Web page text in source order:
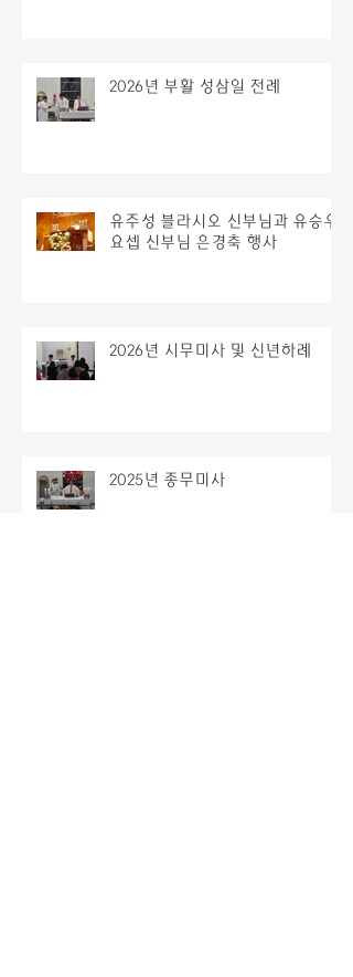
2026년 부활 성삼일 전례
유주성 블라시오 신부님과 유승우
요셉 신부님 은경축 행사
2026년 시무미사 및 신년하례
2025년 종무미사